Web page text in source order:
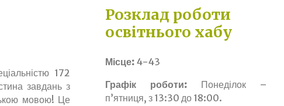
172
завдань з
мовою! Це
Розклад роботи
освітнього хабу
Місце: 4-43
Графік роботи: Понеділок –
п’ятниця, з 13:30 до 18:00.